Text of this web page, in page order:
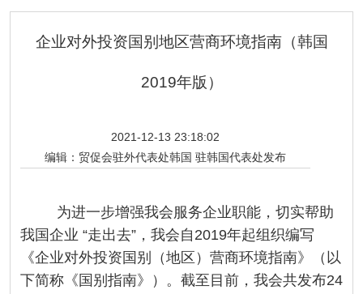
企业对外投资国别地区营商环境指南（韩国
2019年版）
2021-12-13 23:18:02
编辑： 贸促会驻外代表处韩国 驻韩国代表处发布
为进一步增强我会服务企业职能，切实帮助
我国企业 “走出去”，我会自2019年起组织编写
《企业对外投资国别（地区）营商环境指南》（以
下简称《国别指南》）。截至目前，我会共发布24